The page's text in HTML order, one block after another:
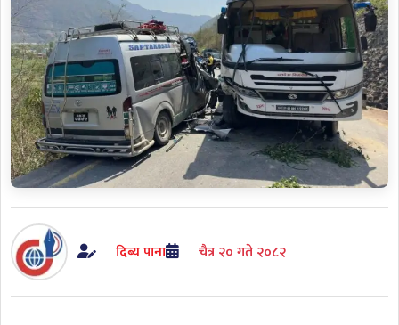
दिब्य पाना चैत्र २० गते २०८२